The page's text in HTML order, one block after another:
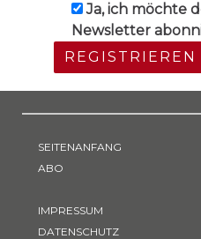
Ja, ich möchte
Newsletter
REGISTRIEREN
SEITENANFANG
ABO
IMPRESSUM
DATENSCHUTZ